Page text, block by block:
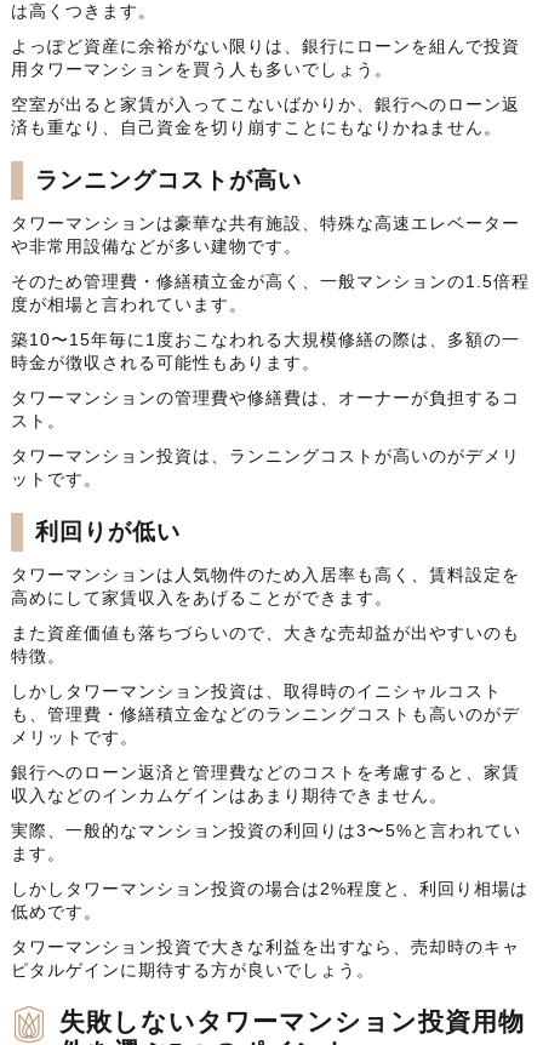
は高くつきます。
よっぽど資産に余裕がない限りは、銀行にローンを組んで投資
用タワーマンションを買う人も多いでしょう。
空室が出ると家賃が入ってこないばかりか、銀行へのローン返
済も重なり、自己資金を切り崩すことにもなりかねません。
ランニングコストが高い
タワーマンションは豪華な共有施設、特殊な高速エレベーター
や非常用設備などが多い建物です。
そのため管理費・修繕積立金が高く、一般マンションの1.5倍程
度が相場と言われています。
築10〜15年毎に1度おこなわれる大規模修繕の際は、多額の一
時金が徴収される可能性もあります。
タワーマンションの管理費や修繕費は、オーナーが負担するコ
スト。
タワーマンション投資は、ランニングコストが高いのがデメリ
ットです。
利回りが低い
タワーマンションは人気物件のため入居率も高く、賃料設定を
高めにして家賃収入をあげることができます。
また資産価値も落ちづらいので、大きな売却益が出やすいのも
特徴。
しかしタワーマンション投資は、取得時のイニシャルコスト
も、管理費・修繕積立金などのランニングコストも高いのがデ
メリットです。
銀行へのローン返済と管理費などのコストを考慮すると、家賃
収入などのインカムゲインはあまり期待できません。
実際、一般的なマンション投資の利回りは3〜5%と言われてい
ます。
しかしタワーマンション投資の場合は2%程度と、利回り相場は
低めです。
タワーマンション投資で大きな利益を出すなら、売却時のキャ
ピタルゲインに期待する方が良いでしょう。
失敗しないタワーマンション投資用物